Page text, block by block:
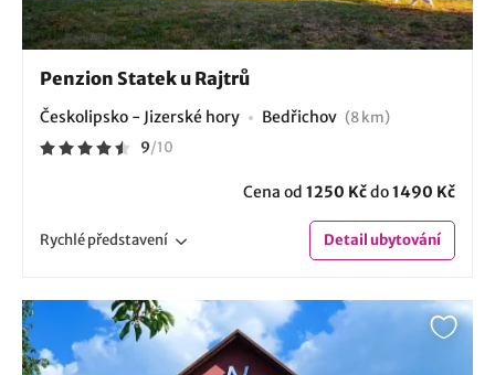
Penzion Statek u Rajtrů
Českolipsko - Jizerské hory Bedřichov (8 km)
9/10
Cena od 1250 Kčdo1490 Kč
Rychlépředstavení Detailubytování